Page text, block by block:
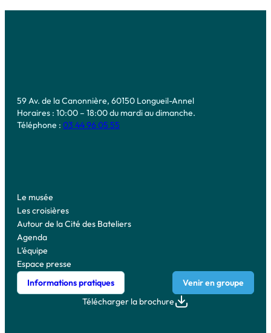
59 Av. de la Canonnière, 60150 Longueil-Annel
Horaires : 10:00 – 18:00 du mardi au dimanche.
Téléphone : 03 44 96 05 55
Le musée
Les croisières
Autour de la Cité des Bateliers
Agenda
L’équipe
Espace presse
Informations pratiques
Venir en groupe
Télécharger la brochure